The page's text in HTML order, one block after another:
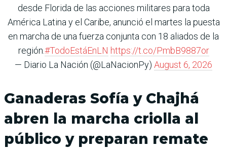
desde Florida de las acciones militares para toda
América Latina y el Caribe, anunció el martes la puesta
en marcha de una fuerza conjunta con 18 aliados de la
región.#TodoEstáEnLN https://t.co/PmbB9887or
— Diario La Nación (@LaNacionPy) August 6, 2026
Ganaderas Sofía y Chajhá
abren la marcha criolla al
público y preparan remate